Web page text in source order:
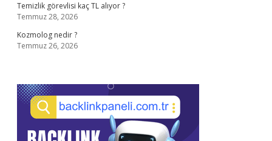
Temizlik görevlisi kaç TL alıyor ?
Temmuz 28, 2026
Kozmolog nedir ?
Temmuz 26, 2026